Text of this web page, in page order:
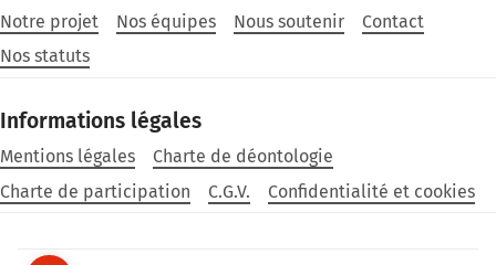
Notre projet Nos équipes Nous soutenir
Contact
Nos statuts
Informations légales
Mentions légales
Charte de déontologie
Charte de participation
C.G.V. Confidentialité et cookies